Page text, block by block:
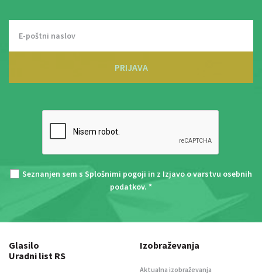
PRIJAVA
Seznanjen sem s Splošnimi pogoji in z Izjavo o varstvu osebnih
podatkov. *
Glasilo
Uradni list RS
Izobraževanja
Aktualna izobraževanja